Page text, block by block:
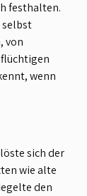
festhalten.
selbst
von
wenn
sich der
wie alte
den